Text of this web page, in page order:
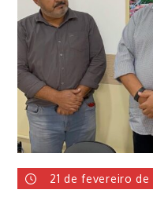
21 de fevereiro de